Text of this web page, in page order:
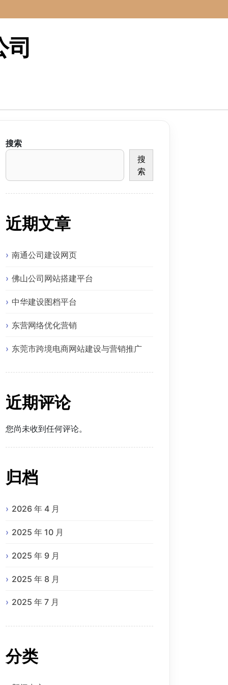
司
搜索
搜
索
近期文章
南通公司建设网页
佛山公司网站搭建平台
中华建设图档平台
东营网络优化营销
东莞市跨境电商网站建设与营销推广
近期评论
您尚未收到任何评论。
归档
2026 年 4 月
2025 年 10 月
2025 年 9 月
2025 年 8 月
2025 年 7 月
分类